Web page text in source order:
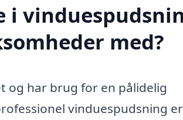
i
med?
og har brug for en pålidelig
vinduespudsning